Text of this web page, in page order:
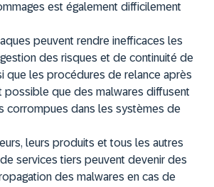
est également difficilement
peuvent rendre inefficaces les
des risques et de continuité de
que les procédures de relance après
possible que des malwares diffusent
corrompues dans les systèmes de
leurs produits et tous les autres
services tiers peuvent devenir des
des malwares en cas de